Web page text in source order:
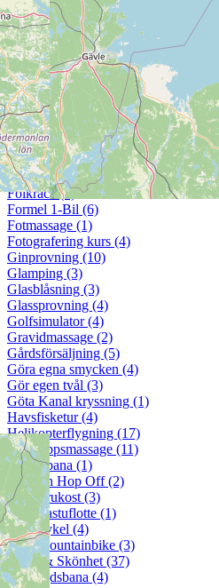
Drinkskola (8)
Dryckesprovning (145)
Efoil (2)
Escape Room (6)
Fika (6)
Fisketur (8)
Floating (3)
Flyboard (2)
Flyga flygplan (10)
Flyga luftballong (4)
Flygsimulator (9)
Folkrace (5)
Formel 1-Bil (6)
Fotmassage (1)
Fotografering kurs (4)
Ginprovning (10)
Glamping (3)
Glasblåsning (3)
Glassprovning (4)
Golfsimulator (4)
Gravidmassage (2)
Gårdsförsäljning (5)
Göra egna smycken (4)
Gör egen tvål (3)
Göta Kanal kryssning (1)
Havsfisketur (4)
Helikopterflygning (17)
Helkroppsmassage (11)
Hinderbana (1)
Hop On Hop Off (2)
Hotellfrukost (3)
Hyra bastuflotte (1)
Hyra cykel (4)
Hyra mountainbike (3)
Hälsa & Skönhet (37)
Höghöjdsbana (4)